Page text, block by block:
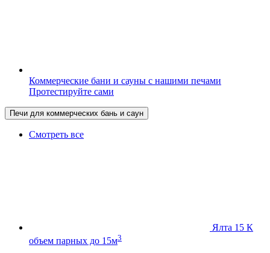
Коммерческие бани и сауны с нашими печами
Протестируйте сами
Печи для коммерческих бань и саун
Смотреть все
Ялта 15 К
объем парных до 15м3